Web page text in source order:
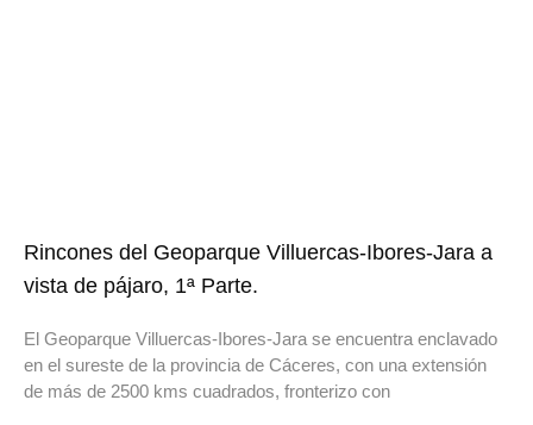
Rincones del Geoparque Villuercas-Ibores-Jara a
vista de pájaro, 1ª Parte.
El Geoparque Villuercas-Ibores-Jara se encuentra enclavado
en el sureste de la provincia de Cáceres, con una extensión
de más de 2500 kms cuadrados, fronterizo con